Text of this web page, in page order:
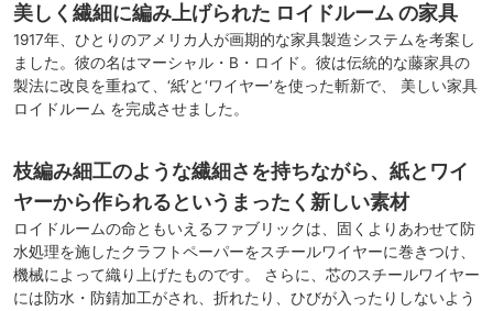
美しく繊細に編み上げられた ロイドルーム の家具
1917年、ひとりのアメリカ人が画期的な家具製造システムを考案し
ました。彼の名はマーシャル・B・ロイド。彼は伝統的な藤家具の
製法に改良を重ねて、‘紙’と‘ワイヤー’を使った斬新で、 美しい家具
ロイドルーム を完成させました。
枝編み細工のような繊細さを持ちながら、紙とワイ
ヤーから作られるというまったく新しい素材
ロイドルームの命ともいえるファブリックは、固くよりあわせて防
水処理を施したクラフトペーパーをスチールワイヤーに巻きつけ、
機械によって織り上げたものです。 さらに、芯のスチールワイヤー
には防水・防錆加工がされ、折れたり、ひびが入ったりしないよう